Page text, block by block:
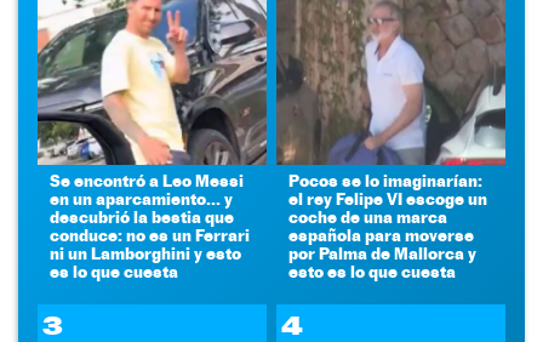
Se encontró a Leo Messi
en un aparcamiento... y
descubrió la bestia que
conduce: no es un Ferrari
ni un Lamborghini y esto
es lo que cuesta
Pocos se lo imaginarían:
el rey Felipe VI escoge un
coche de una marca
española para moverse
por Palma de Mallorca y
esto es lo que cuesta
3 4